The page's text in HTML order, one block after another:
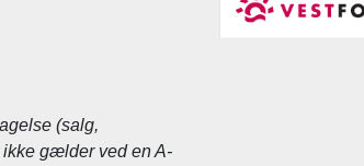
(salg,
ikke gælder ved en A-